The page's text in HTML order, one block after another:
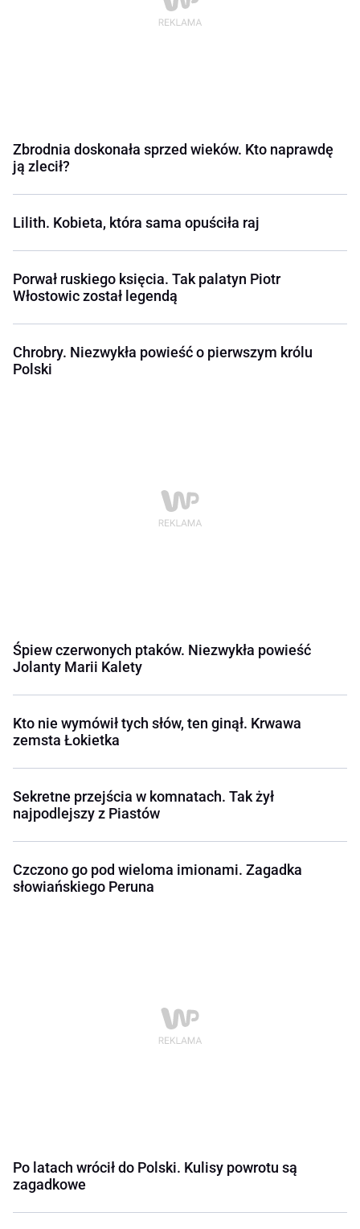
Zbrodnia doskonała sprzed wieków. Kto naprawdę
ją zlecił?
Lilith. Kobieta, która sama opuściła raj
Porwał ruskiego księcia. Tak palatyn Piotr
Włostowic został legendą
Chrobry. Niezwykła powieść o pierwszym królu
Polski
Śpiew czerwonych ptaków. Niezwykła powieść
Jolanty Marii Kalety
Kto nie wymówił tych słów, ten ginął. Krwawa
zemsta Łokietka
Sekretne przejścia w komnatach. Tak żył
najpodlejszy z Piastów
Czczono go pod wieloma imionami. Zagadka
słowiańskiego Peruna
Po latach wrócił do Polski. Kulisy powrotu są
zagadkowe